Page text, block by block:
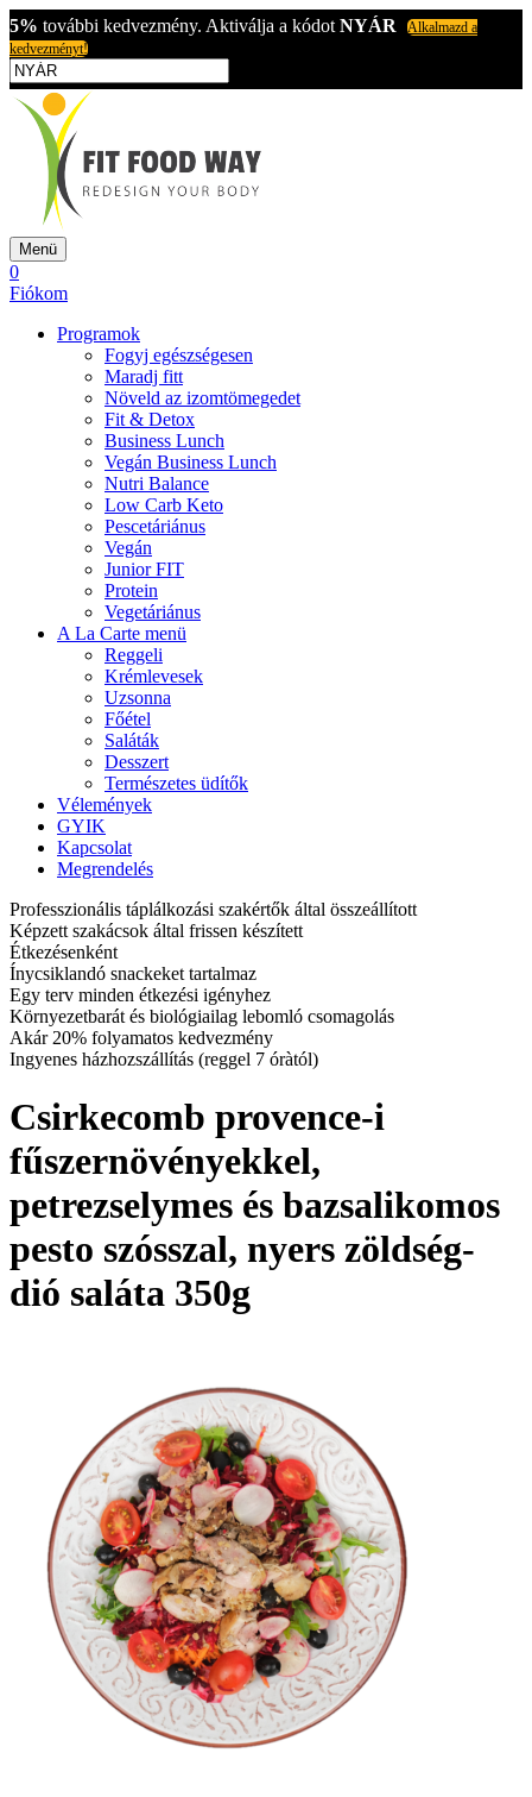
5% további kedvezmény. Aktiválja a kódot NYÁR
Alkalmazd a
kedvezményt!
Menü
0
Fiókom
Programok
Fogyj egészségesen
Maradj fitt
Növeld az izomtömegedet
Fit & Detox
Business Lunch
Vegán Business Lunch
Nutri Balance
Low Carb Keto
Pescetáriánus
Vegán
Junior FIT
Protein
Vegetáriánus
A La Carte menü
Reggeli
Krémlevesek
Uzsonna
Főétel
Saláták
Desszert
Természetes üdítők
Vélemények
GYIK
Kapcsolat
Megrendelés
Professzionális táplálkozási szakértők által összeállított
Képzett szakácsok által frissen készített
Étkezésenként
Ínycsiklandó snackeket tartalmaz
Egy terv minden étkezési igényhez
Környezetbarát és biológiailag lebomló csomagolás
Akár 20% folyamatos kedvezmény
Ingyenes házhozszállítás (reggel 7 óràtól)
Csirkecomb provence-i
fűszernövényekkel,
petrezselymes és bazsalikomos
pesto szósszal, nyers zöldség-
dió saláta 350g